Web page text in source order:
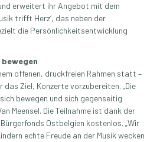
erweitert ihr Angebot mit dem
trifft Herz‘, das neben der
die Persönlichkeitsentwicklung
bewegen
offenen, druckfreien Rahmen statt –
Ziel, Konzerte vorzubereiten. „Die
bewegen und sich gegenseitig
Meensel. Die Teilnahme ist dank der
Ostbelgien kostenlos. „Wir
echte Freude an der Musik wecken